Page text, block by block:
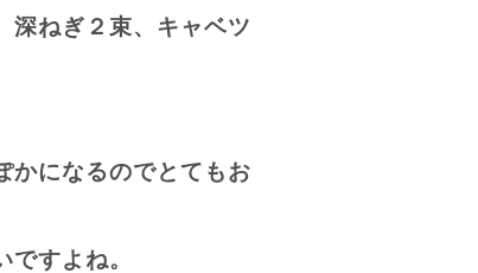
深ねぎ２束、キャベツ
かになるのでとてもお
すよね。